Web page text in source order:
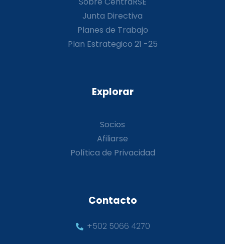
Junta Directiva
Planes de Trabajo
Plan Estrategico 21 -25
Explorar
Socios
Afiliarse
Política de Privacidad
Contacto
+502 5066 4270